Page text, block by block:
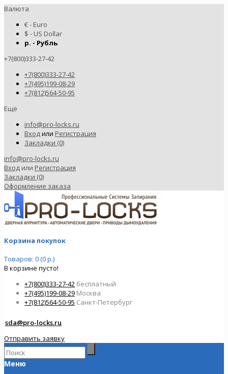
Валюта
€ - Euro
$ - US Dollar
р. - Рубль
+7(800)333-27-42
+7(800)333-27-42
+7(495)199-08-29
+7(812)564-50-95
Ещё
info@pro-locks.ru
Входили Регистрация
Закладки (0)
info@pro-locks.ru
Вход или Регистрация
Закладки (0)
Оформление заказа
Корзина покупок
Товаров: 0 (0 р.)
В корзине пусто!
+7(800)333-27-42 бесплатный
+7(495)199-08-29 Москва
+7(812)564-50-95 Санкт-Петербург
sda@pro-locks.ru
Отправить заявку
Меню